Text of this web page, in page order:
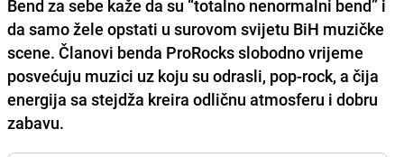
Bend za sebe kaže da su “totalno nenormalni bend” i
da samo žele opstati u surovom svijetu BiH muzičke
scene. Članovi benda ProRocksslobodno vrijeme
posvećuju muzici uz koju su odrasli, pop-rock, a čija
energija sa stejdža kreira odličnu atmosferu i dobru
zabavu.